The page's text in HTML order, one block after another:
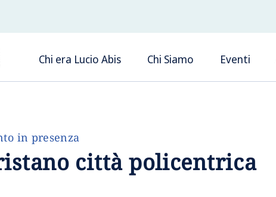
Chi era Lucio Abis Chi Siamo Eventi
in presenza
città policentrica